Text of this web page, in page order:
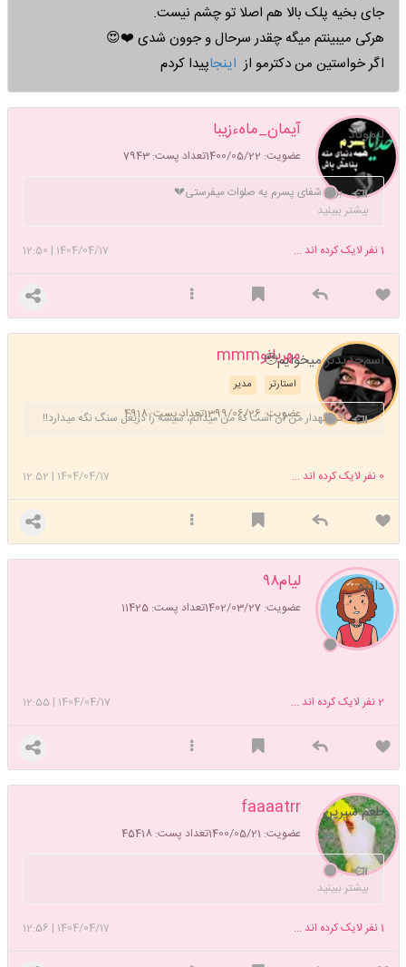
جای بخیه پلک بالا هم اصلا تو چشم نیست.
هرکی میبینتم میگه چقدر سرحال و جوون شدی ❤️😍
اگر خواستین من دکترمو از
پیدا کردم
آیمان_ماهءزیبا
عضویت: 1400/05/22 تعداد پست: 7943
لیموناد
برای شفای پسرم یه صلوات میفرستی💔
حال خوبت آرزومه پسر قشنگم قلبِ مادر
به چشمهایم زل زد و گفت باهم
درستش میکنیم!، چه لذتی داشت همین باهم‌؛ حتی اگر باهم هیچ چیزی
درست نشود
✨سختترین حق الناس این است که به روح دیگران لطمه بزنی
بیشتر ببینید
1404/04/17
|
12:50 1نفر لایک کرده اند ...
مهربانوmmm
مدیر استارتر
عضویت: 1399/06/26 تعداد پست: 4918
اسم‌جدیدتر میخوایم🥹
گر نگهدار من آن است که من میدانم، شیشه را دربغل سنگ نگه میدارد!!
1404/04/17
|
12:52 0 نفر لایک کرده اند ...
لیام۹۸
عضویت: 1402/03/27 تعداد پست: 11425
دانژه
1404/04/17
|
12:55 2نفر لایک کرده اند ...
faaaatrr
عضویت: 1400/05/21 تعداد پست: 45418
طعم شیرین
.
بیشتر ببینید
1404/04/17
|
12:56 1نفر لایک کرده اند ...